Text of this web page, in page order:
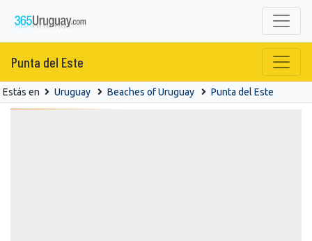
Punta del Este
Estás en Uruguay Beaches of Uruguay Punta del Este